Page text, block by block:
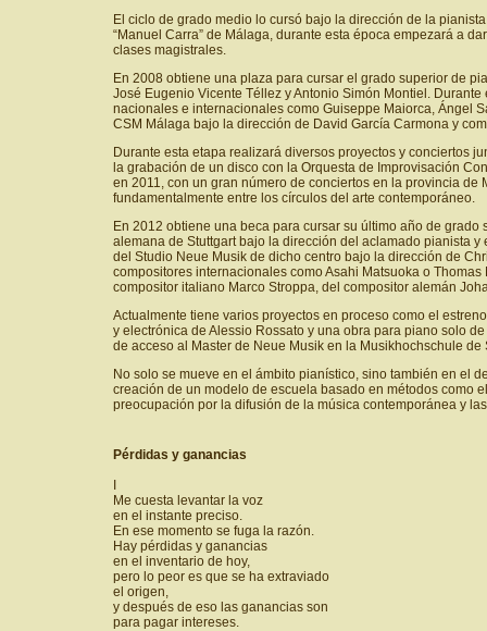
El ciclo de grado medio lo cursó bajo la dirección de la
“Manuel Carra” de Málaga, durante esta época empezará a
clases magistrales.
En 2008 obtiene una plaza para cursar el grado superior de
José Eugenio Vicente Téllez y Antonio Simón Montiel.
nacionales e internacionales como Guiseppe Maiorca, Ángel
CSM Málaga bajo la dirección de David García Carmona y
Durante esta etapa realizará diversos proyectos y conciertos
la grabación de un disco con la Orquesta de Improvisación
en 2011, con un gran número de conciertos en la provincia
fundamentalmente entre los círculos del arte contemporáneo.
En 2012 obtiene una beca para cursar su último año de
alemana de Stuttgart bajo la dirección del aclamado pianista
del Studio Neue Musik de dicho centro bajo la dirección de
compositores internacionales como Asahi Matsuoka o
compositor italiano Marco Stroppa, del compositor alemán
Actualmente tiene varios proyectos en proceso como el
y electrónica de Alessio Rossato y una obra para piano solo
de acceso al Master de Neue Musik en la Musikhochschule de
No solo se mueve en el ámbito pianístico, sino también en el
creación de un modelo de escuela basado en métodos como
preocupación por la difusión de la música contemporánea y
Pérdidas y ganancias
Me cuesta levantar la voz
en el instante preciso.
En ese momento se fuga la razón.
Hay pérdidas y ganancias
en el inventario de hoy,
pero lo peor es que se ha extraviado
el origen,
y después de eso las ganancias son
para pagar intereses.